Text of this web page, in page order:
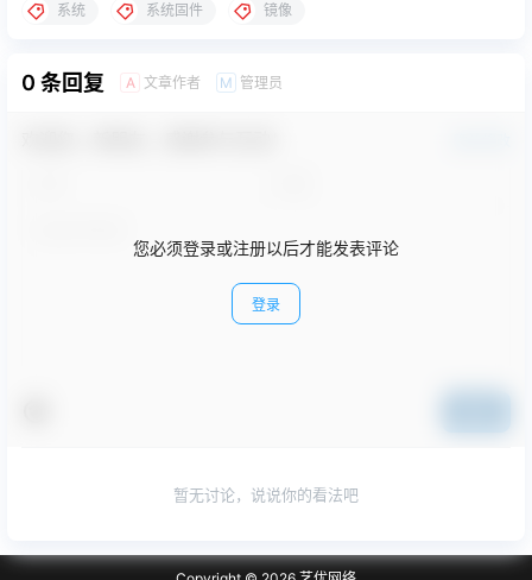
系统 系统固件 镜像
0 条回复 A 文章作者 M 管理员
您必须登录或注册以后才能发表评论
登录
暂无讨论，说说你的看法吧